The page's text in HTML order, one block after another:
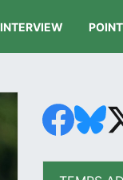
INTERVIEW